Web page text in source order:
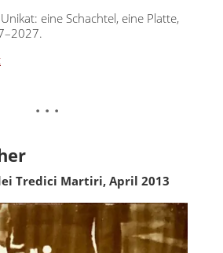
eine Schachtel, eine Platte,
. . .
Tredici Martiri, April 2013